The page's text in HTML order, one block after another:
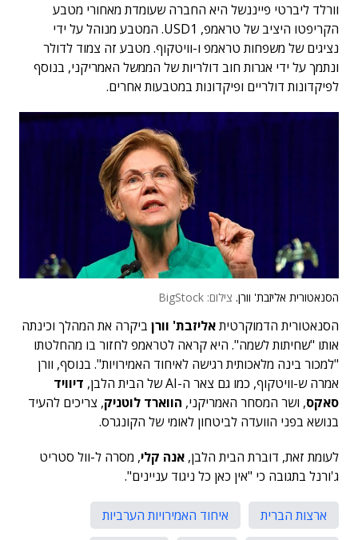
וורלד ליברטי פייננשל היא החברה שעומדת מאחורי מטבע
הקריפטו היציב של טראמפ, USD1. המטבע מנוהל על ידי
נציגים של משפחות טראמפ ו-וויטקוף. מטבע זה צמוד לדולר
ונתמך על ידי אגרות חוב דולריות של הממשל האמריקני, בנוסף
לפיקדונות דולריים ופיקדונות במטבעות אחרים.
הסנאטורית אליזבת' וורן. צילום: BigStock
הסנאטורית הדמוקרטיתאליזבת' וורן ביקרה את המהלך וכינתה
אותו "שחיתות לשמה". היא קראה לטראמפ לחזור בו מהחלטתו
"למכור בינה מלאכותית רגישה לאיחוד האמירויות". בנוסף, וורן
אמרה ש-וויטקוף, כמו גם צאר ה-AI של הבית הלבן,
דיוויד
סאקס, ושר המסחר האמריקני, הווארד לוטניק, צריכים להעיד
בנושא בפני הוועדה לביטחון לאומי של הקונגרס.
לעומת זאת, דוברת הבית הלבן, אנה קלי, מסרה ל-וול סטריט
ג'ורנל בתגובה כי "אין כאן כל ניגוד עניינים".
ארצות הברית
איחוד האמירויות הערביות